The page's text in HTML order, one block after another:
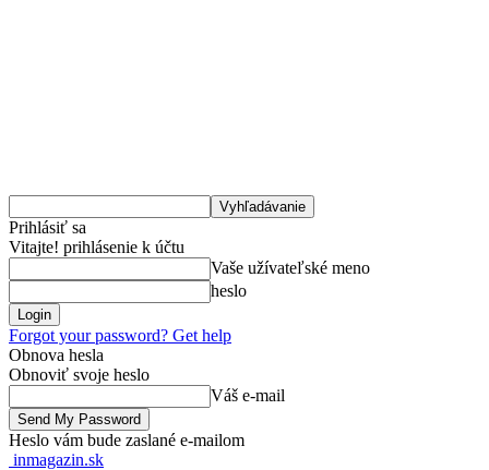
Prihlásiť sa
Vitajte! prihlásenie k účtu
Vaše užívateľské meno
heslo
Forgot your password? Get help
Obnova hesla
Obnoviť svoje heslo
Váš e-mail
Heslo vám bude zaslané e-mailom
inmagazin.sk